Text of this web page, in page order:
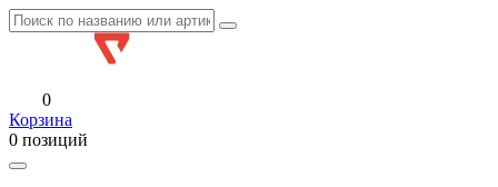
0
Корзина
0 позиций